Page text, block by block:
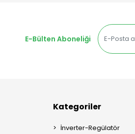
E-Bülten Aboneliği
Kategoriler
İnverter-Regülatör